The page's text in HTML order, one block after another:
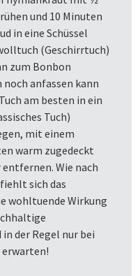
und 10 Minuten
in eine Schüssel
(Geschirrtuch)
zum Bonbon
noch anfassen kann
am besten in ein
Tuch)
mit einem
warm zugedeckt
Wie nach
sich das
wohltuende Wirkung
der Regel nur bei